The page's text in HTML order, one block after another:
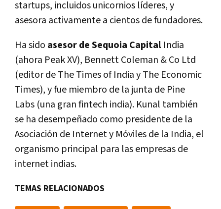
startups, incluidos unicornios líderes, y
asesora activamente a cientos de fundadores.
Ha sido asesor de Sequoia Capital India
(ahora Peak XV), Bennett Coleman & Co Ltd
(editor de The Times of India y The Economic
Times), y fue miembro de la junta de Pine
Labs (una gran fintech india). Kunal también
se ha desempeñado como presidente de la
Asociación de Internet y Móviles de la India, el
organismo principal para las empresas de
internet indias.
TEMAS RELACIONADOS